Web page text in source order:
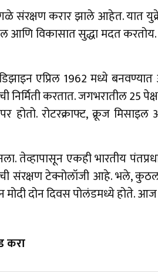
संरक्षण करार झाले आहेत. यात
आणि विकासात सुद्धा मदत करतोय.
एप्रिल 1962 मध्ये
निर्मिती करतात. जगभरातील 25
होतो. रोटरक्राफ्ट, क्रूज
तेव्हापासून एकही भारतीय
संरक्षण टेक्नोलॉजी आहे. भले,
दोन दिवस पोलंडमध्ये होते. आज
करा